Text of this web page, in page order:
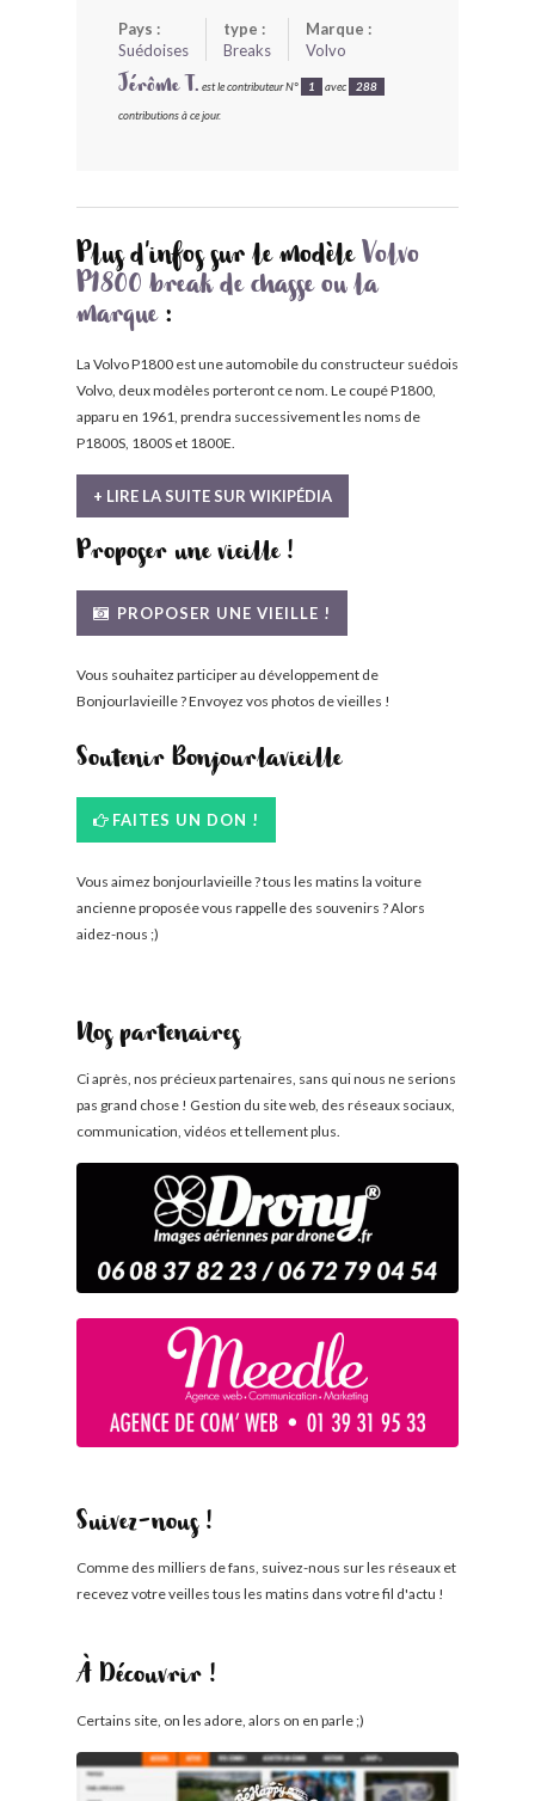
Pays :
Suédoises
type :
Breaks
Marque :
Volvo
Jérôme T. est le contributeur N° 1 avec 288
contributions à ce jour.
Plus d'infos sur le modèle Volvo
P1800 break de chasse ou la
marque:
La Volvo P1800 est une automobile du constructeur suédois
Volvo, deux modèles porteront ce nom. Le coupé P1800,
apparu en 1961, prendra successivement les noms de
P1800S, 1800S et 1800E.
+ LIRE LA SUITE SUR WIKIPÉDIA
Proposer une vieille !
PROPOSER UNE VIEILLE !
Vous souhaitez participer au développement de
Bonjourlavieille ? Envoyez vos photos de vieilles !
Soutenir Bonjourlavieille
FAITES UN DON !
Vous aimez bonjourlavieille ? tous les matins la voiture
ancienne proposée vous rappelle des souvenirs ? Alors
aidez-nous ;)
Nos partenaires
Ci après, nos précieux partenaires, sans qui nous ne serions
pas grand chose ! Gestion du site web, des réseaux sociaux,
communication, vidéos et tellement plus.
Suivez-nous !
Comme des milliers de fans, suivez-nous sur les réseaux et
recevez votre veilles tous les matins dans votre fil d'actu !
À Découvrir !
Certains site, on les adore, alors on en parle ;)